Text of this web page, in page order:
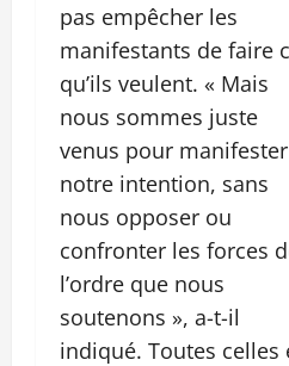
pas empêcher les
manifestants de faire
qu’ils veulent. « Mais
nous sommes juste
venus pour manifester
notre intention, sans
nous opposer ou
confronter les forces
l’ordre que nous
soutenons », a-t-il
indiqué. Toutes celles